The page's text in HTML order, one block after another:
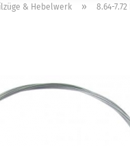
& Hebelwerk » 8.64-